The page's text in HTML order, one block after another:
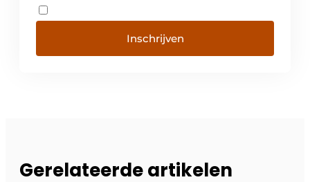
Inschrijven
Gerelateerde artikelen